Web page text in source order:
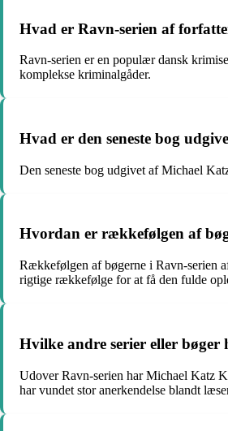
Hvad er Ravn-serien af
Ravn-serien er en populær dansk
komplekse kriminalgåder.
Hvad er den seneste bog
Den seneste bog udgivet af Michael
Hvordan er rækkefølgen af
Rækkefølgen af bøgerne i Ravn-serien
rigtige rækkefølge for at få den fulde
Hvilke andre serier eller
Udover Ravn-serien har Michael Katz
har vundet stor anerkendelse blandt